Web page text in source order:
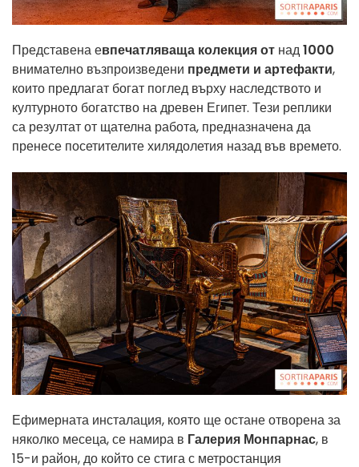
Представена евпечатляваща колекция от над1000
внимателно възпроизведени предмети и артефакти,
които предлагат богат поглед върху наследството и
културното богатство на древен Египет. Тези реплики
са резултат от щателна работа, предназначена да
пренесе посетителите хилядолетия назад във времето.
Ефимерната инсталация, която ще остане отворена за
няколко месеца, се намира в Галерия Монпарнас, в
15-и район, до който се стига с метростанция